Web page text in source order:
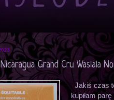
Grand Cru Waslala
Jakiś czas
kupiłam